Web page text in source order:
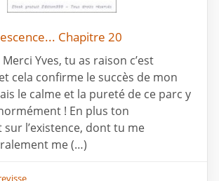
Chapitre 20
Yves, tu as raison c’est
cela confirme le succès de mon
le calme et la pureté de ce parc y
! En plus ton
l’existence, dont tu me
me (…)